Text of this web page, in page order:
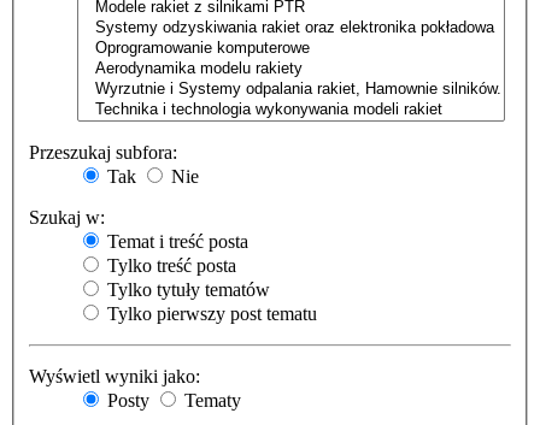
Przeszukaj subfora:
Tak
Nie
Szukaj w:
Temat i treść posta
Tylko treść posta
Tylko tytuły tematów
Tylko pierwszy post tematu
Wyświetl wyniki jako:
Posty
Tematy